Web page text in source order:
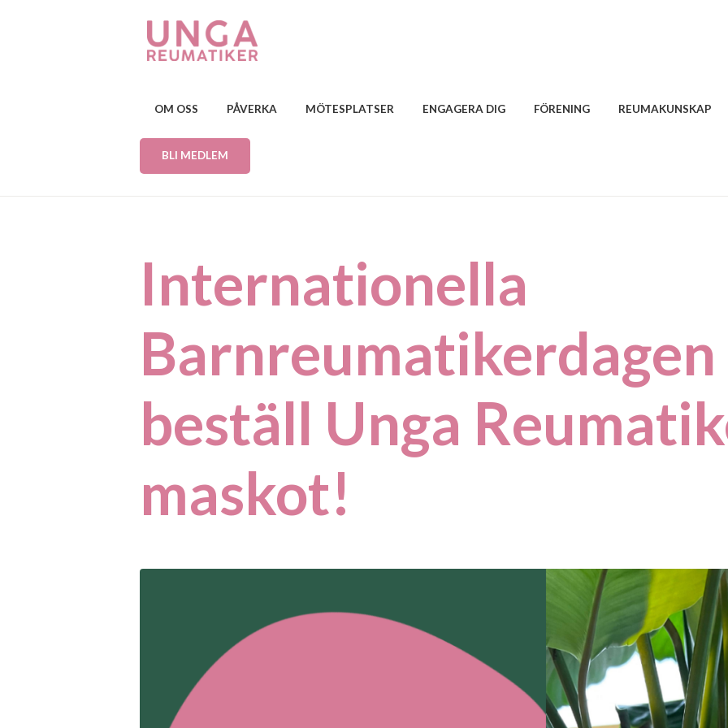
OM OSS PÅVERKA MÖTESPLATSER ENGAGERA DIG FÖRENING REUMAKUNSKAP
BLI MEDLEM
Internationella
beställ Unga
maskot!